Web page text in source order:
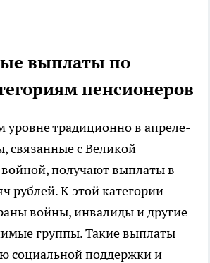
выплаты по
пенсионеров
уровне традиционно в апреле-
связанные с Великой
получают выплаты в
рублей. К этой категории
войны, инвалиды и другие
группы. Такие выплаты
социальной поддержки и